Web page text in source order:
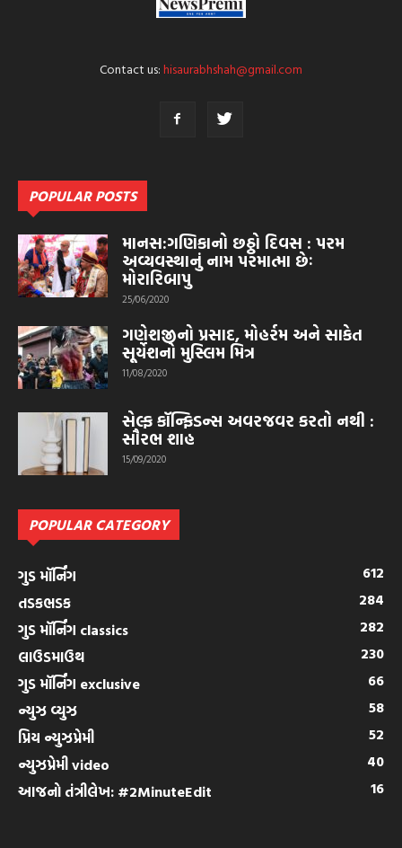
Contact us:hisaurabhshah@gmail.com
POPULAR POSTS
માનસ:ગણિકાનો છઠ્ઠો દિવસ : પરમ
અવ્યવસ્થાનું નામ પરમાત્મા છેઃ
મોરારિબાપુ
25/06/2020
ગણેશજીનો પ્રસાદ, મોહર્રમ અને સાકેત
સૂર્યેશનો મુસ્લિમ મિત્ર
11/08/2020
સેલ્ફ કૉન્ફિડન્સ અવરજવર કરતો નથી :
સૌરભ શાહ
15/09/2020
POPULAR CATEGORY
ગુડ મૉર્નિંગ
612
તડકભડક
284
ગુડ મૉર્નિંગ classics
282
લાઉડમાઉથ
230
ગુડ મૉર્નિંગ exclusive
66
ન્યુઝ વ્યુઝ
58
પ્રિય ન્યુઝપ્રેમી
52
ન્યુઝપ્રેમી video
40
આજનો તંત્રીલેખ: #2MinuteEdit
16